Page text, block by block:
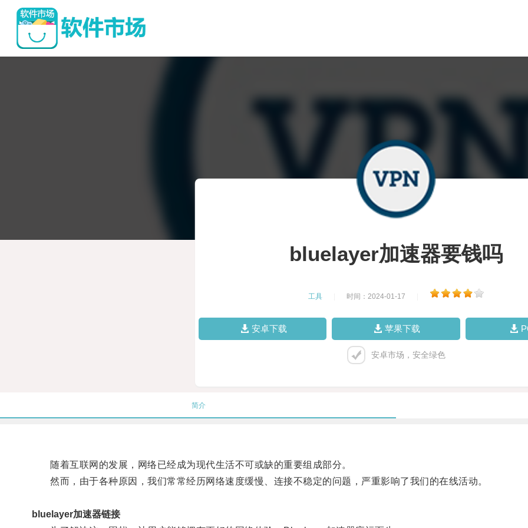
bluelayer加速器要钱吗
工具 时间：2024-01-17
安卓下载 苹果下载
安卓市场，安全绿色
简介
随着互联网的发展，网络已经成为现代生活不可或缺的重要组成部分。
然而，由于各种原因，我们常常经历网络速度缓慢、连接不稳定的问题，严重影响了我们的在线活动。
bluelayer加速器链接